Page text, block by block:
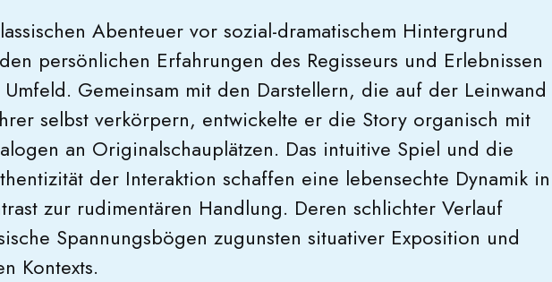
Abenteuer vor sozial-dramatischem Hintergrund
persönlichen Erfahrungen des Regisseurs und Erlebnissen
Gemeinsam mit den Darstellern, die auf der Leinwand
selbst verkörpern, entwickelte er die Story organisch mit
an Originalschauplätzen. Das intuitive Spiel und die
der Interaktion schaffen eine lebensechte Dynamik in
zur rudimentären Handlung. Deren schlichter Verlauf
Spannungsbögen zugunsten situativer Exposition und
Kontexts.